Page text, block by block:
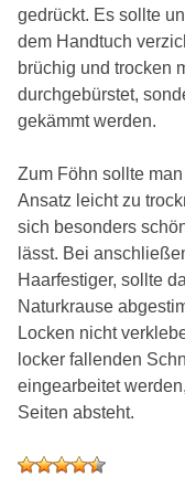
gedrückt. Es sollte
dem Handtuch
brüchig und trocken
durchgebürstet,
gekämmt werden.
Zum Föhn sollte
Ansatz leicht zu
sich besonders
lässt. Bei
Haarfestiger, sollte
Naturkrause
Locken nicht
locker fallenden
eingearbeitet
Seiten absteht.